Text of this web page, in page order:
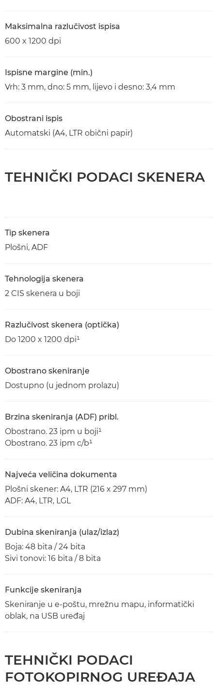
Maksimalna razlučivost ispisa
600 x 1200 dpi
Ispisne margine (min.)
Vrh: 3 mm, dno: 5 mm, lijevo i desno: 3,4 mm
Obostrani ispis
Automatski (A4, LTR obični papir)
TEHNIČKI PODACI SKENERA
Tip skenera
Plošni, ADF
Tehnologija skenera
2 CIS skenera u boji
Razlučivost skenera (optička)
Do 1200 x 1200 dpi¹
Obostrano skeniranje
Dostupno (u jednom prolazu)
Brzina skeniranja (ADF) pribl.
Obostrano. 23 ipm u boji¹
Obostrano. 23 ipm c/b¹
Najveća veličina dokumenta
Plošni skener: A4, LTR (216 x 297 mm)
ADF: A4, LTR, LGL
Dubina skeniranja (ulaz/izlaz)
Boja: 48 bita / 24 bita
Sivi tonovi: 16 bita / 8 bita
Funkcije skeniranja
Skeniranje u e-poštu, mrežnu mapu, informatički
oblak, na USB uređaj
TEHNIČKI PODACI
FOTOKOPIRNOG UREĐAJA